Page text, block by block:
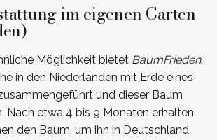
im eigenen Garten
Möglichkeit bietet BaumFrieden:
in den Niederlanden mit Erde eines
und dieser Baum
Nach etwa 4 bis 9 Monaten erhalten
den Baum, um ihn in Deutschland